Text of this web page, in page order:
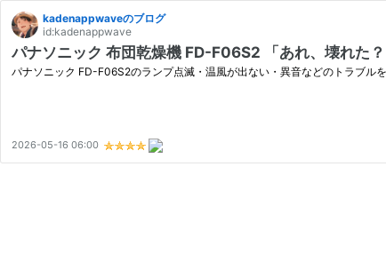
kadenappwaveのブログ
id:kadenappwave
パナソニック 布団乾燥機 FD-F06S2 「あれ、壊れた
パナソニック FD-F06S2のランプ点滅・温風が出ない・異音などのトラブル
2026-05-16 06:00